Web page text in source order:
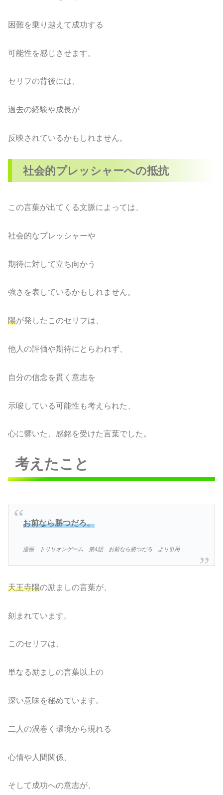
困難を乗り越えて成功する
可能性を感じさせます。
セリフの背後には、
過去の経験や成長が
反映されているかもしれません。
社会的プレッシャーへの抵抗
この言葉が出てくる文脈によっては、
社会的なプレッシャーや
期待に対して立ち向かう
強さを表しているかもしれません。
陽が発したこのセリフは、
他人の評価や期待にとらわれず、
自分の信念を貫く意志を
示唆している可能性も考えられた、
心に響いた、感銘を受けた言葉でした。
考えたこと
お前なら勝つだろ。
漫画 トリリオンゲーム 第4話 お前なら勝つだろ より引用
天王寺陽の励ましの言葉が、
刻まれています。
このセリフは、
単なる励ましの言葉以上の
深い意味を秘めています。
二人の渦巻く環境から現れる
心情や人間関係、
そして成功への意志が、